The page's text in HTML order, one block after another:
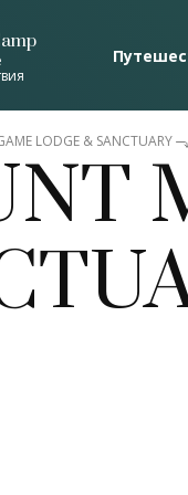
LODGE & SANCTUARY